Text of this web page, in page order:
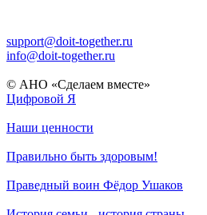
support@doit-together.ru
info@doit-together.ru
© АНО «Сделаем вместе»
Цифровой Я
Наши ценности
Правильно быть здоровым!
Праведный воин Фёдор Ушаков